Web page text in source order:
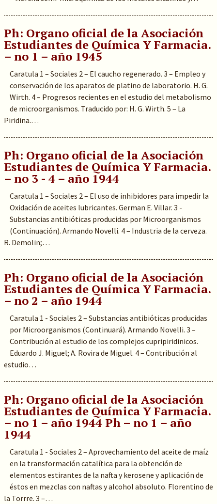
Ph: Organo oficial de la Asociación
Estudiantes de Química Y Farmacia.
– no 1 – año 1945
Caratula 1 – Sociales 2 – El caucho regenerado. 3 – Empleo y
conservación de los aparatos de platino de laboratorio. H. G.
Wirth. 4 – Progresos recientes en el estudio del metabolismo
de microorganismos. Traducido por: H. G. Wirth. 5 – La
Piridina.…
Ph: Organo oficial de la Asociación
Estudiantes de Química Y Farmacia.
– no 3 - 4 – año 1944
Caratula 1 – Sociales 2 – El uso de inhibidores para impedir la
Oxidación de aceites lubricantes. German E. Villar. 3 -
Substancias antibióticas producidas por Microorganismos
(Continuación). Armando Novelli. 4 – Industria de la cerveza.
R. Demolin;…
Ph: Organo oficial de la Asociación
Estudiantes de Química Y Farmacia.
– no 2 – año 1944
Caratula 1 - Sociales 2 – Substancias antibióticas producidas
por Microorganismos (Continuará). Armando Novelli. 3 –
Contribución al estudio de los complejos cupripiridinicos.
Eduardo J. Miguel; A. Rovira de Miguel. 4 – Contribución al
estudio…
Ph: Organo oficial de la Asociación
Estudiantes de Química Y Farmacia.
– no 1 – año 1944 Ph – no 1 – año
1944
Caratula 1 - Sociales 2 – Aprovechamiento del aceite de maíz
en la transformación catalítica para la obtención de
elementos estirantes de la nafta y kerosene y aplicación de
éstos en mezclas con naftas y alcohol absoluto. Florentino de
la Torrre. 3 –…